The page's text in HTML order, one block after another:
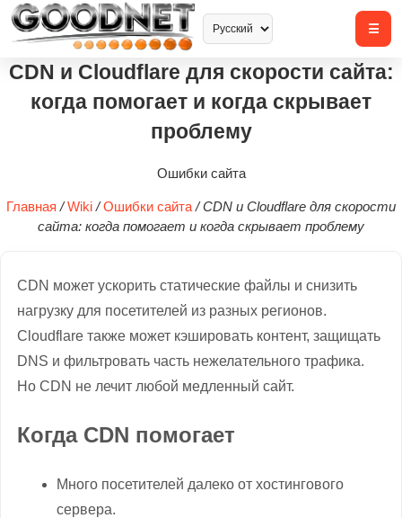
CDN и Cloudflare для скорости сайта:
когда помогает и когда скрывает
проблему
Ошибки сайта
Главная / Wiki / Ошибки сайта / CDN и Cloudflare для скорости
сайта: когда помогает и когда скрывает проблему
CDN может ускорить статические файлы и снизить
нагрузку для посетителей из разных регионов.
Cloudflare также может кэшировать контент, защищать
DNS и фильтровать часть нежелательного трафика.
Но CDN не лечит любой медленный сайт.
Когда CDN помогает
Много посетителей далеко от хостингового
сервера.